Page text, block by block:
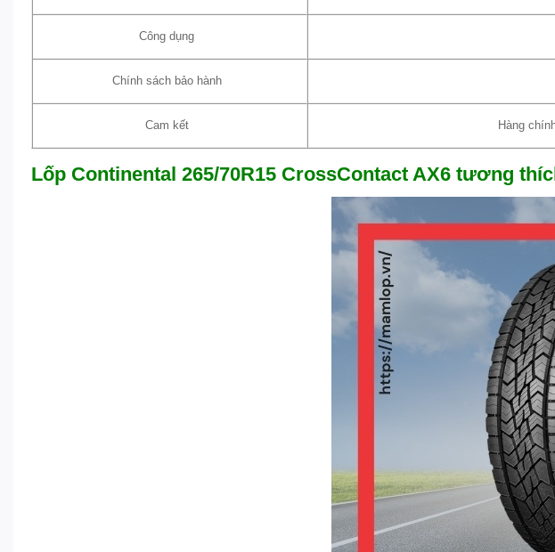
Công dụng
Chính sách bảo hành
Cam kết Hàng
Lốp Continental 265/70R15 CrossContact AX6 tương